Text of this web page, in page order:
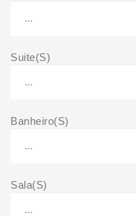
Suite(S)
Banheiro(S)
Sala(S)